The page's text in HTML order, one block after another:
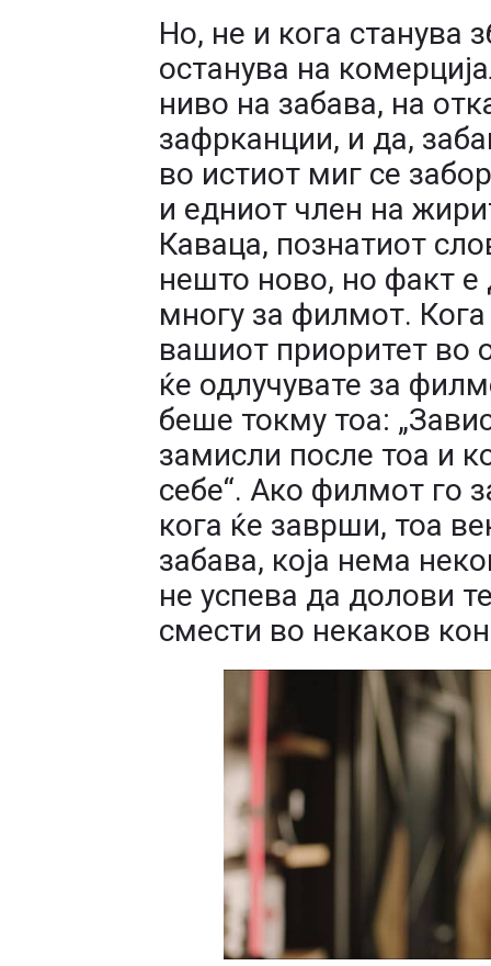
Но, не и кога станува
останува на
ниво на забава, на
зафрканции, и да,
во истиот миг се
и едниот член на
Каваца, познатиот
нешто ново, но факт
многу за филмот.
вашиот приоритет во
ќе одлучувате за
беше токму тоа:
замисли после тоа и
себе“. Ако филмот го
кога ќе заврши, тоа
забава, која нема
не успева да долови
смести во некаков